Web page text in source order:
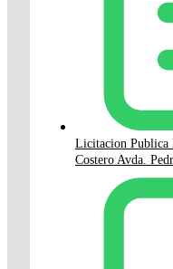
Licitacion Publica
Costero Avda.